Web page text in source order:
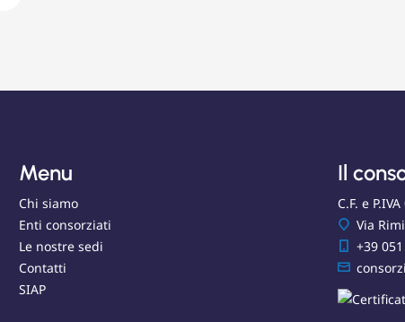
Menu
Chi siamo
Enti consorziati
Le nostre sedi
Contatti
SIAP
Il
C.F. e
Via
+39